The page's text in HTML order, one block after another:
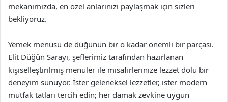
mekanımızda, en özel anlarınızı paylaşmak için sizleri
bekliyoruz.
Yemek menüsü de düğünün bir o kadar önemli bir parçası.
Elit Düğün Sarayı, şeflerimiz tarafından hazırlanan
kişiselleştirilmiş menüler ile misafirlerinize lezzet dolu bir
deneyim sunuyor. İster geleneksel lezzetler, ister modern
mutfak tatları tercih edin; her damak zevkine uygun